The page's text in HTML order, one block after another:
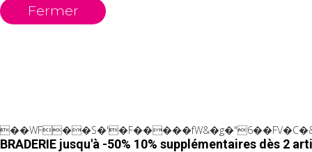
Fermer
BRADERIE jusqu'à -50% 10% supplémentaires dès 2